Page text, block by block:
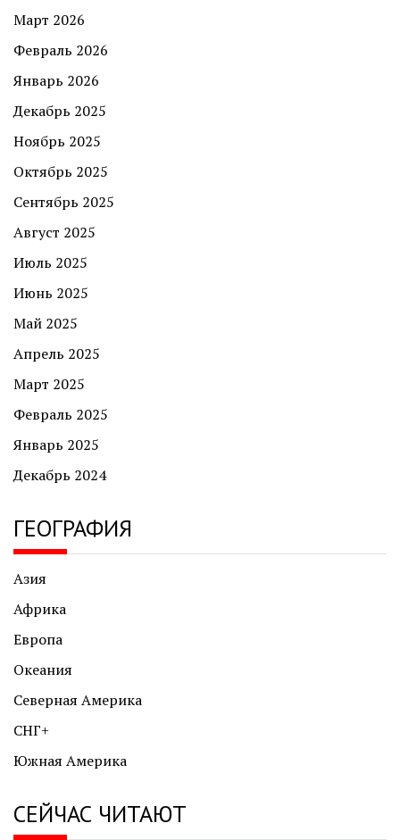
Март 2026
Февраль 2026
Январь 2026
Декабрь 2025
Ноябрь 2025
Октябрь 2025
Сентябрь 2025
Август 2025
Июль 2025
Июнь 2025
Май 2025
Апрель 2025
Март 2025
Февраль 2025
Январь 2025
Декабрь 2024
ГЕОГРАФИЯ
Азия
Африка
Европа
Океания
Северная Америка
СНГ+
Южная Америка
СЕЙЧАС ЧИТАЮТ